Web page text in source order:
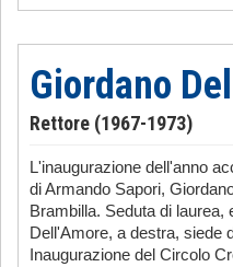
Giordano
Rettore (1967-1973)
L'inaugurazione dell'anno
di Armando Sapori,
Brambilla. Seduta di laurea,
Dell'Amore, a destra, siede
Inaugurazione del Circolo